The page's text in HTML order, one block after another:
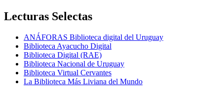
Lecturas Selectas
ANÁFORAS Biblioteca digital del Uruguay
Biblioteca Ayacucho Digital
Biblioteca Digital (RAE)
Biblioteca Nacional de Uruguay
Biblioteca Virtual Cervantes
La Biblioteca Más Liviana del Mundo